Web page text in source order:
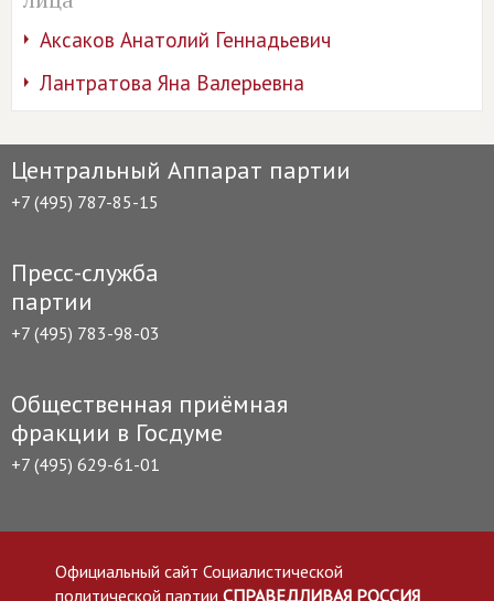
Аксаков Анатолий Геннадьевич
Лантратова Яна Валерьевна
Центральный Аппарат партии
+7 (495) 787-85-15
Пресс-служба
партии
+7 (495) 783-98-03
Общественная приёмная
фракции в Госдуме
+7 (495) 629-61-01
Официальный сайт Социалистической
политической партии СПРАВЕДЛИВАЯ РОССИЯ